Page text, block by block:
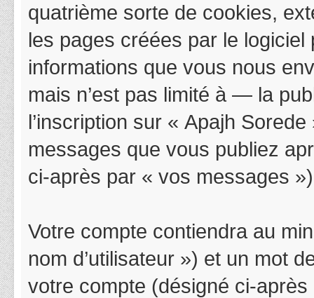
quatrième sorte de cookies,
les pages créées par le
informations que vous nous
mais n’est pas limité à — la
l’inscription sur « Apajh
messages que vous publiez
ci-après par « vos messages
Votre compte contiendra au
nom d’utilisateur ») et un mot
votre compte (désigné ci-